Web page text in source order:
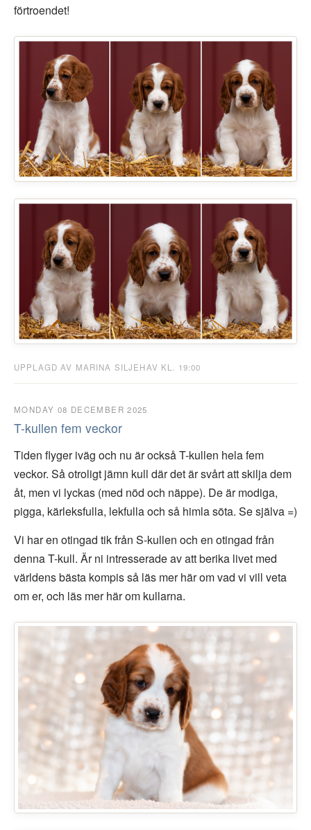
förtroendet!
UPPLAGD AV MARINA SILJEHAV KL. 19:00
MONDAY 08 DECEMBER 2025
T-kullen fem veckor
Tiden flyger iväg och nu är också T-kullen hela fem
veckor. Så otroligt jämn kull där det är svårt att skilja dem
åt, men vi lyckas (med nöd och näppe). De är modiga,
pigga, kärleksfulla, lekfulla och så himla söta. Se själva =)
Vi har en otingad tik från S-kullen och en otingad från
denna T-kull. Är ni intresserade av att berika livet med
världens bästa kompis så läs mer här om vad vi vill veta
om er, och läs mer här om kullarna.